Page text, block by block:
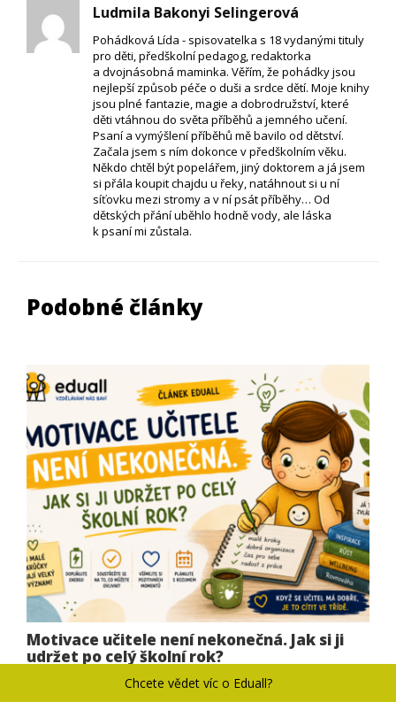
Ludmila Bakonyi Selingerová
Pohádková Lída - spisovatelka s 18 vydanými tituly
pro děti, předškolní pedagog, redaktorka
a dvojnásobná maminka. Věřím, že pohádky jsou
nejlepší způsob péče o duši a srdce dětí. Moje knihy
jsou plné fantazie, magie a dobrodružství, které
děti vtáhnou do světa příběhů a jemného učení.
Psaní a vymýšlení příběhů mě bavilo od dětství.
Začala jsem s ním dokonce v předškolním věku.
Někdo chtěl být popelářem, jiný doktorem a já jsem
si přála koupit chajdu u řeky, natáhnout si u ní
síťovku mezi stromy a v ní psát příběhy… Od
dětských přání uběhlo hodně vody, ale láska
k psaní mi zůstala.
Podobné články
Motivace učitele není nekonečná. Jak si ji
udržet po celý školní rok?
Na začátku školního roku přichází většina pedagogů do
Chcete vědet víc o Eduall?